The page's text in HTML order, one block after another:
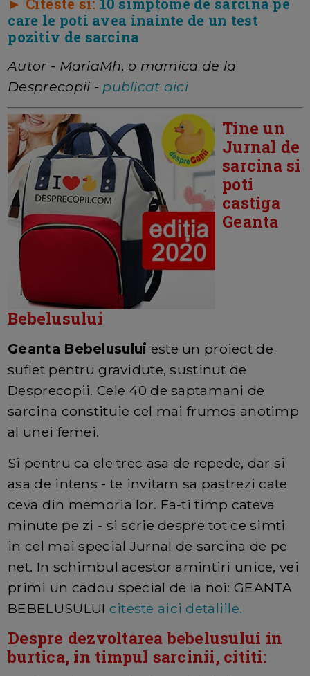
care le poti avea inainte de un test
pozitiv de sarcina
Autor - MariaMh, o mamica de la
Desprecopii - publicat aici
Tine un
Jurnal de
sarcina si
poti
castiga
Geanta
Bebelusului
Geanta Bebelusului este un proiect de
suflet pentru gravidute, sustinut de
Desprecopii. Cele 40 de saptamani de
sarcina constituie cel mai frumos anotimp
al unei femei.
Si pentru ca ele trec asa de repede, dar si
asa de intens - te invitam sa pastrezi cate
ceva din memoria lor. Fa-ti timp cateva
minute pe zi - si scrie despre tot ce simti
in cel mai special Jurnal de sarcina de pe
net. In schimbul acestor amintiri unice, vei
primi un cadou special de la noi: GEANTA
BEBELUSULUI citeste aici detaliile.
Despre dezvoltarea bebelusului in
burtica, in timpul sarcinii, cititi: